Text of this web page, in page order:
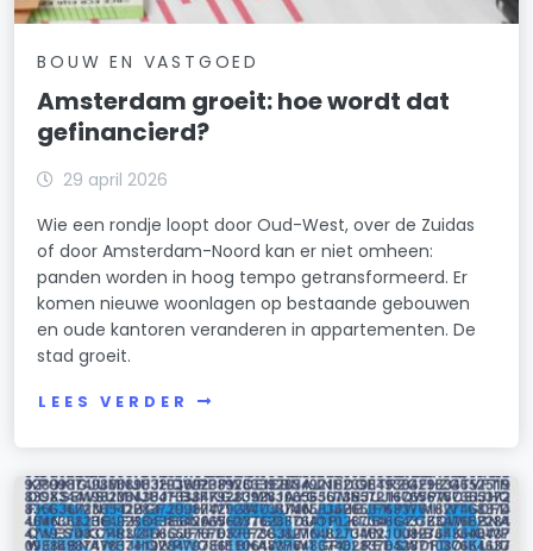
BOUW EN VASTGOED
Amsterdam groeit: hoe wordt dat
gefinancierd?
29 april 2026
Wie een rondje loopt door Oud-West, over de Zuidas
of door Amsterdam-Noord kan er niet omheen:
panden worden in hoog tempo getransformeerd. Er
komen nieuwe woonlagen op bestaande gebouwen
en oude kantoren veranderen in appartementen. De
stad groeit.
LEES VERDER